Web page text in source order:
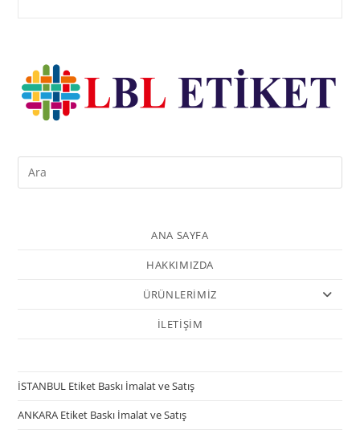
ANA SAYFA
HAKKIMIZDA
ÜRÜNLERİMİZ
İLETİŞİM
İSTANBUL Etiket Baskı İmalat ve Satış
ANKARA Etiket Baskı İmalat ve Satış